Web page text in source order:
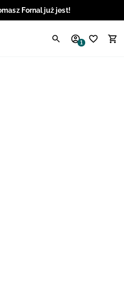
Fornal już jest!
1